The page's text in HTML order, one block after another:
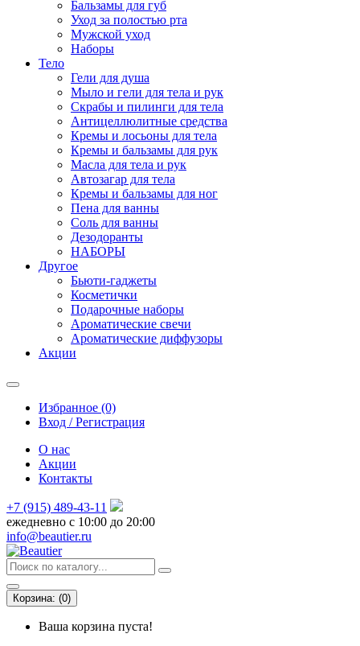
Бальзамы для губ
Уход за полостью рта
Мужской уход
Наборы
Тело
Гели для душа
Мыло и гели для тела и рук
Скрабы и пилинги для тела
Антицеллюлитные средства
Кремы и лосьоны для тела
Кремы и бальзамы для рук
Масла для тела и рук
Автозагар для тела
Кремы и бальзамы для ног
Пена для ванны
Соль для ванны
Дезодоранты
НАБОРЫ
Другое
Бьюти-гаджеты
Косметички
Подарочные наборы
Ароматические свечи
Ароматические диффузоры
Акции
Избранное (0)
Вход / Регистрация
О нас
Акции
Контакты
+7 (915) 489-43-11
ежедневно с 10:00 до 20:00
info@beautier.ru
Корзина: (0)
Ваша корзина пуста!